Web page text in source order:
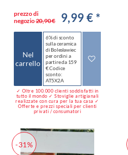
prezzo di
negozio20,90 € 9,99 € *
Nel
carrello
6% di sconto
sulla ceramica
di Bolesławiec
per ordini a
partire da 159
€ Codice
sconto:
AT5X2A
✓ Oltre 100.000 clienti soddisfatti in
tutto il mondo ✓ Stoviglie artigianali
realizzate con cura per la tua casa ✓
Offerte e prezzi speciali per clienti
privati / consumatori
-31%